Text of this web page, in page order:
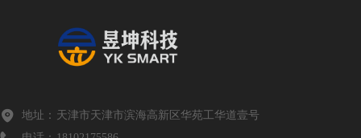
地址： 天津市天津市滨海高新区华苑工华道壹号